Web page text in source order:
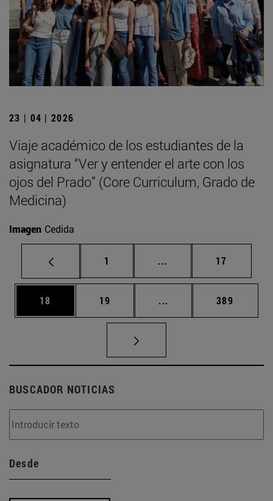
23 | 04 | 2026
Viaje académico de los estudiantes de la
asignatura “Ver y entender el arte con los
ojos del Prado” (Core Curriculum, Grado de
Medicina)
Imagen Cedida
Página
1 ... Páginas intermedias
Página
17
Página
18 Página
19 ... Páginas intermedias
Página
389
BUSCADOR NOTICIAS
Desde